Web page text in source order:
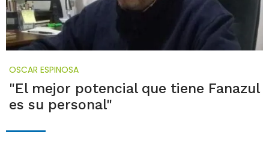
OSCAR ESPINOSA
"El mejor potencial que tiene Fanazul
es su personal"